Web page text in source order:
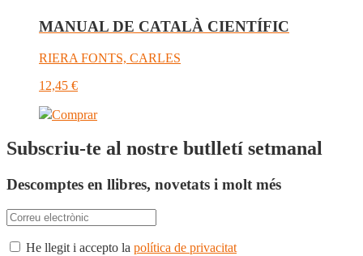
MANUAL DE CATALÀ CIENTÍFIC
RIERA FONTS, CARLES
12,45 €
Comprar
Subscriu-te al nostre butlletí setmanal
Descomptes en llibres, novetats i molt més
He llegit i accepto la política de privacitat